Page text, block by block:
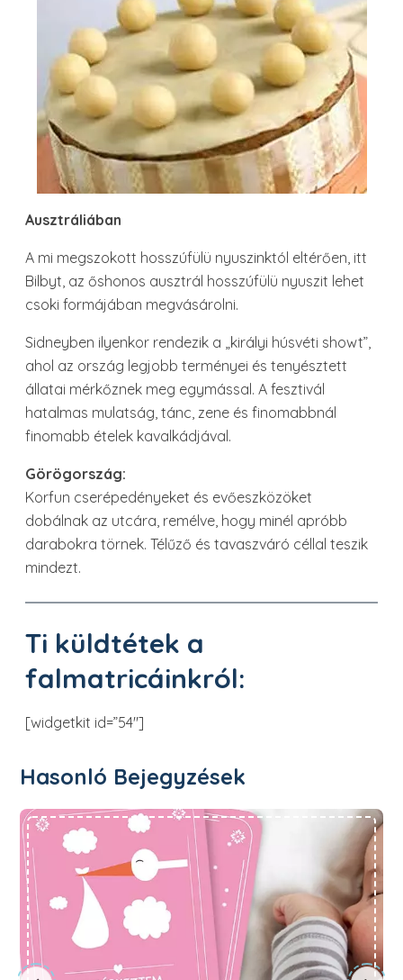
Ausztráliában
A mi megszokott hosszúfülü nyuszinktól eltérően, itt
Bilbyt, az őshonos ausztrál hosszúfülü nyuszit lehet
csoki formájában megvásárolni.
Sidneyben ilyenkor rendezik a „királyi húsvéti showt”,
ahol az ország legjobb terményei és tenyésztett
állatai mérkőznek meg egymással. A fesztivál
hatalmas mulatság, tánc, zene és finomabbnál
finomabb ételek kavalkádjával.
Görögország:
Korfun cserépedényeket és evőeszközöket
dobálnak az utcára, remélve, hogy minél apróbb
darabokra törnek. Télűző és tavaszváró céllal teszik
mindezt.
Ti küldtétek a
falmatricáinkról:
[widgetkit id=”54″]
Hasonló Bejegyzések